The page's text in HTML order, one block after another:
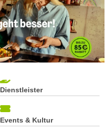
Dienstleister
Events & Kultur